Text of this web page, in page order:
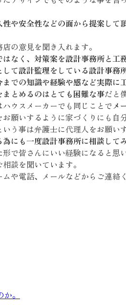
や安全性などの面から提案して
の意見を聞き入れます。
なく、対策案を設計事務所と
て設計監理をしている設計事務
での知識や経験や感など実際
まとめるのはとても困難な事だと
ウスメーカーでも同じことでメ
願いするように家づくりにも自
う事は弁護士に代理人をお願い
にも一度設計事務所に相談して
で皆さんにいい経験になると思い
談を聞いています。
や電話、メールなどからご連絡
。